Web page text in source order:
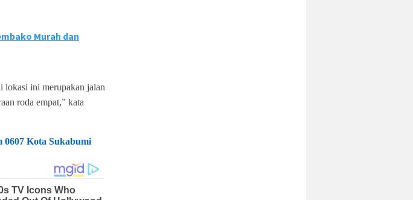
Murah dan
lokasi ini merupakan jalan
roda empat,” kata
0607 Kota Sukabumi